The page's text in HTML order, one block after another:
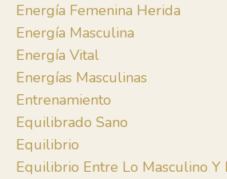
Energía Femenina Herida
Energía Masculina
Energía Vital
Energías Masculinas
Entrenamiento
Equilibrado Sano
Equilibrio
Equilibrio Entre Lo Masculino Y